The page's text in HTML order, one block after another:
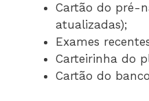
Cartão do pré-
atualizadas);
Exames
Carteirinha do
Cartão do